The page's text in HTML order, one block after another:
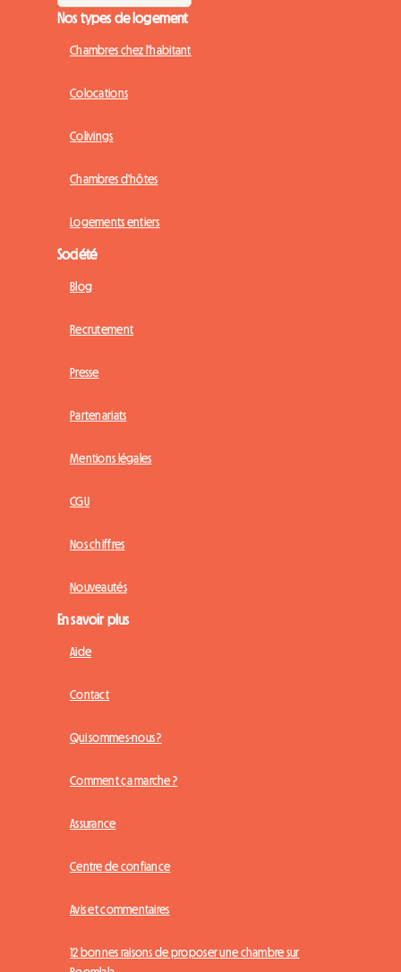
Nos types de logement
Chambres chez l'habitant
Colocations
Colivings
Chambres d'hôtes
Logements entiers
Société
Blog
Recrutement
Presse
Partenariats
Mentions légales
CGU
Nos chiffres
Nouveautés
En savoir plus
Aide
Contact
Qui sommes-nous ?
Comment ça marche ?
Assurance
Centre de confiance
Avis et commentaires
12 bonnes raisons de proposer une chambre sur